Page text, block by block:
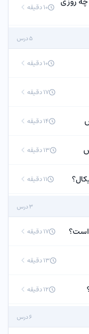
10 دقیقه
5 درس
10 دقیقه
17 دقیقه
14 دقیقه
13 دقیقه
11 دقیقه
3 درس
است؟ 17 دقیقه
13 دقیقه
12 دقیقه
6 درس